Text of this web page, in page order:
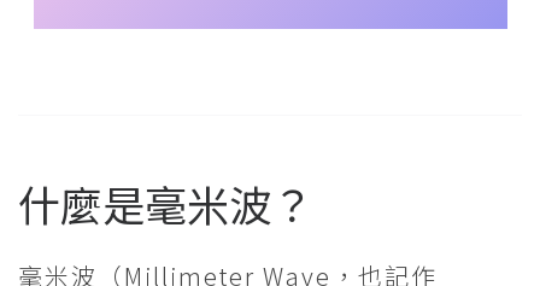
什麼是毫米波？
毫米波（Millimeter Wave，也記作